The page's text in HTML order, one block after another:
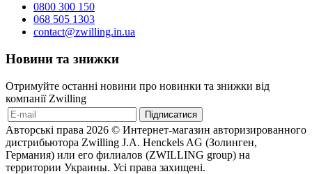
0800 300 150
068 505 1303
contact@zwilling.in.ua
Новини та знижки
Отримуйте останні новини про новинки та знижки від
компанії Zwilling
Авторські права 2026 © Интернет-магазин авторизированного
дистрибьютора Zwilling J.A. Henckels AG (Золинген,
Германия) или его филиалов (ZWILLING group) на
территории Украины. Усі права захищені.